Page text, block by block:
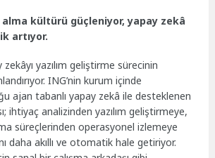
alma kültürü güçleniyor, yapay zekâ
artıyor.
yazılım geliştirme sürecinin
ING’nin kurum içinde
ajan tabanlı yapay zekâ ile desteklenen
ihtiyaç analizinden yazılım geliştirmeye,
süreçlerinden operasyonel izlemeye
daha akıllı ve otomatik hale getiriyor.